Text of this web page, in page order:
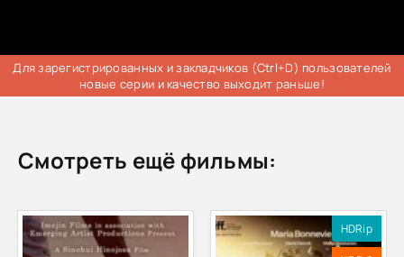
Для зарегистрированных и закладчиков (Ctrl+D) пользователей
новые серии и качество выходит раньше!
Смотреть ещё фильмы:
HDRip